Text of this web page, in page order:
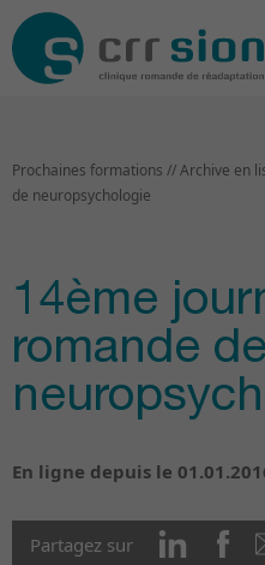
Prochaines formations // Archive en
de neuropsychologie
14ème
romande de
En ligne depuis le
Partagez sur